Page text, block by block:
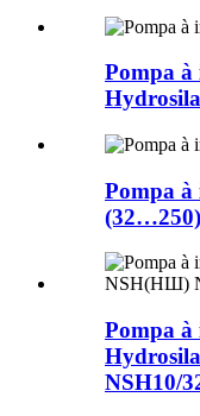
Pompa
Pompa
(32…250)
Pompa
NSH10/